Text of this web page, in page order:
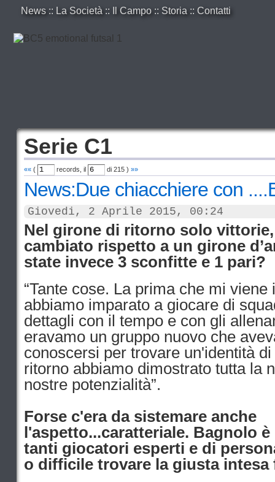
News :: La Società :: Il Campo :: Storia :: Contatti
Serie C1
«« ( records, il di 215 ) »»
News:Due chiacchiere con
Giovedi, 2 Aprile 2015, 00:24
Nel girone di ritorno solo
cambiato rispetto a un girone
state invece 3 sconfitte e 1 pari?
“Tante cose. La prima che mi viene
abbiamo imparato a giocare di
dettagli con il tempo e con gli
eravamo un gruppo nuovo che
conoscersi per trovare un'identità
ritorno abbiamo dimostrato tutta la
nostre potenzialità”.
Forse c'era da sistemare anche
l'aspetto...caratteriale. Bagnolo
tanti giocatori esperti e di
o difficile trovare la giusta